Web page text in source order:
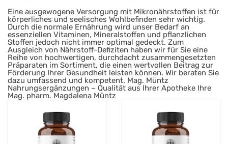
Eine ausgewogene Versorgung mit Mikronährstoffen ist für
körperliches und seelisches Wohlbefinden sehr wichtig.
Durch die normale Ernährung wird unser Bedarf an
essenziellen Vitaminen, Mineralstoffen und pflanzlichen
Stoffen jedoch nicht immer optimal gedeckt. Zum
Ausgleich von Nährstoff-Defiziten haben wir für Sie eine
Reihe von hochwertigen, durchdacht zusammengesetzten
Präparaten im Sortiment, die einen wertvollen Beitrag zur
Förderung Ihrer Gesundheit leisten können. Wir beraten Sie
dazu umfassend und kompetent. Mag. Müntz
Nahrungsergänzungen – Qualität aus Ihrer Apotheke Ihre
Mag. pharm. Magdalena Müntz